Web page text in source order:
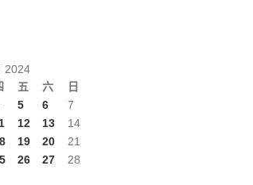
2024
五 六 日
5 6
7
12 13
14
19 20
21
26 27
28